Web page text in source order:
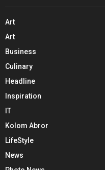
Art
Art
Business
Culinary
Headline
Inspiration
IT
Kolom Abror
LifeStyle
News